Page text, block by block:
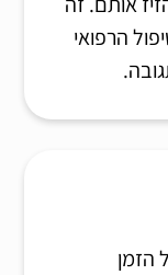
הרפואי
הזמן